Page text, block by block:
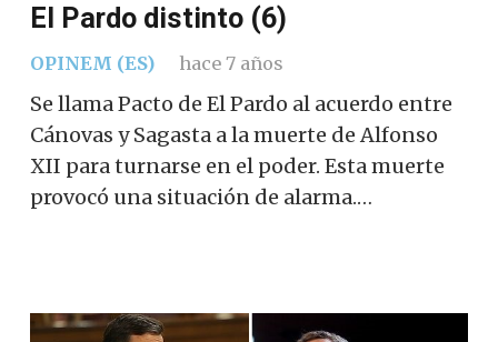
El Pardo distinto (6)
OPINEM (ES) hace 7 años
Se llama Pacto de El Pardo al acuerdo entre
Cánovas y Sagasta a la muerte de Alfonso
XII para turnarse en el poder. Esta muerte
provocó una situación de alarma.…